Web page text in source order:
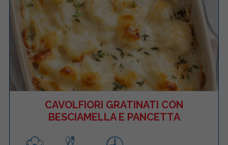
CAVOLFIORI GRATINATI CON
BESCIAMELLA E PANCETTA